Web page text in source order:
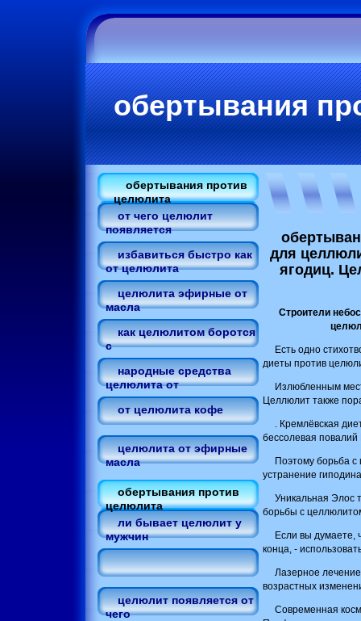
обертывания
обертывания против
целюлита
от чего целюлит
появляется
избавиться быстро как
от целюлита
целюлита эфирные от
масла
как целюлитом боротся
с
народные средства
целюлита от
от целюлита кофе
целюлита от эфирные
масла
обертывания против
целюлита
ли бывает целюлит у
мужчин
целюлит появляется от
чего
для
ягодиц.
Строители
Есть одно
диеты против
Излюбленным
Целлюлит также
. Кремлёвская
бессолевая
Поэтому борьба
устранение
Уникальная Элос
борьбы с
Если вы думаете,
конца, -
Лазерное
возрастных
Современная